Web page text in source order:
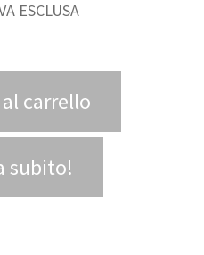
ESCLUSA
carrello
subito!